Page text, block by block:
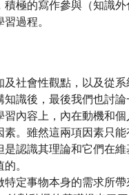
極的寫作參與（知識
過程。
社會性觀點，以及從
知識後，最後我們也討
內容上，內在動機和
。雖然這兩項因素只
認識其理論和它們在
。
定事物本身的需求所